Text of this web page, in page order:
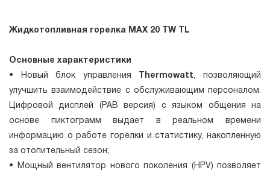
Жидкотопливная горелка MAX 20 TW TL
Основные характеристики
• Новый блок управления
Thermowatt
, позволяющий
улучшить взаимодействие с обслуживающим персоналом.
Цифровой дисплей (PAB версия) с языком общения на
основе пиктограмм выдает в реальном времени
информацию о работе горелки и статистику, накопленную
за отопительный сезон;
• Мощный вентилятор нового поколения (HPV) позволяет